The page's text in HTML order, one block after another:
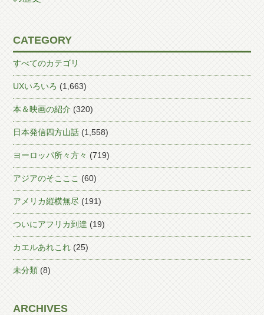
CATEGORY
すべてのカテゴリ
UXいろいろ (1,663)
本＆映画の紹介 (320)
日本発信四方山話 (1,558)
ヨーロッパ所々方々 (719)
アジアのそこここ (60)
アメリカ縦横無尽 (191)
ついにアフリカ到達 (19)
カエルあれこれ (25)
未分類 (8)
ARCHIVES